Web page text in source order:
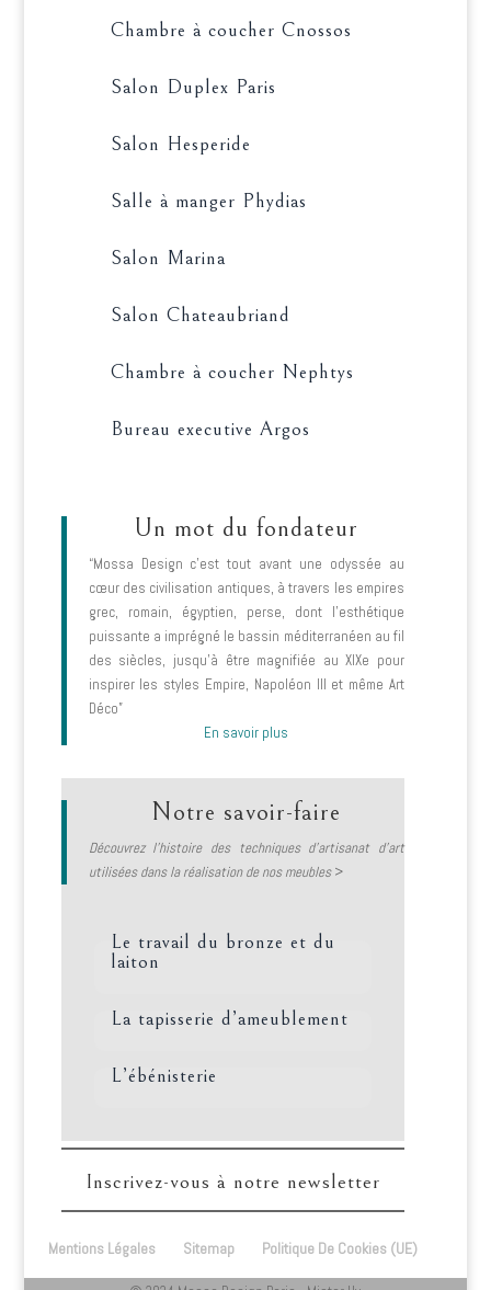
Chambre à coucher Cnossos
Salon Duplex Paris
Salon Hesperide
Salle à manger Phydias
Salon Marina
Salon Chateaubriand
Chambre à coucher Nephtys
Bureau executive Argos
Un mot du fondateur
“Mossa Design c’est tout avant une odyssée au
cœur des civilisation antiques, à travers les empires
grec, romain, égyptien, perse, dont l’esthétique
puissante a imprégné le bassin méditerranéen au fil
des siècles, jusqu’à être magnifiée au XIXe pour
inspirer les styles Empire, Napoléon III et même Art
Déco”
En savoir plus
Notre savoir-faire
Découvrez l’histoire des techniques d’artisanat d’art
utilisées dans la réalisation de nos meubles>
Le travail du bronze et du
laiton
La tapisserie d’ameublement
L’ébénisterie
Inscrivez-vous à notre newsletter
Mentions Légales Sitemap Politique De Cookies (UE)